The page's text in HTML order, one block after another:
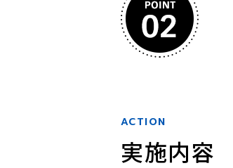
ACTION
実施内容